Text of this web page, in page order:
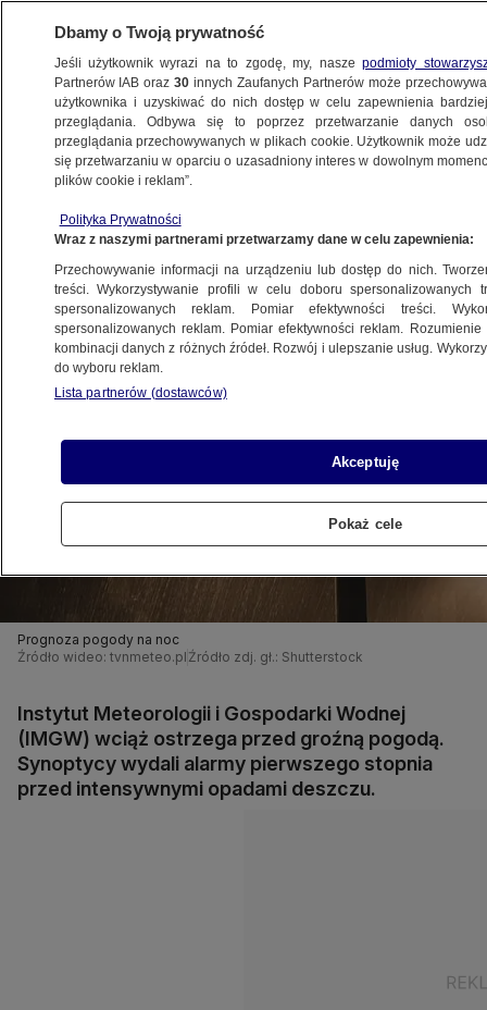
METEO
PROGNOZA
3.11.2025, 06:32Aktualizacja: 3.11.2025, 20:38
Posłuchaj artykułu
Czyta lektor AI
Prognoza pogody na noc
Źródło wideo: tvnmeteo.pl Źródło zdj. gł.: Shutterstock
Instytut Meteorologii i Gospodarki Wodnej
(IMGW) wciąż ostrzega przed groźną pogodą.
Synoptycy wydali alarmy pierwszego stopnia
przed intensywnymi opadami deszczu.
Dbamy o Twoją prywatność
Jeśli użytkownik wyrazi na to zgodę, my, naszepodmioty
Partnerów IAB oraz30 innych Zaufanych Partnerów może
użytkownika i uzyskiwać do nich dostęp w celu zapewnienia
przeglądania. Odbywa się to poprzez przetwarzanie danych
przeglądania przechowywanych w plikach cookie. Użytkownik może
się przetwarzaniu w oparciu o uzasadniony interes w dowolnym
plików cookie i reklam”.
Polityka Prywatności
Wraz z naszymi partnerami przetwarzamy dane w celu zapewnienia:
Przechowywanie informacji na urządzeniu lub dostęp do nich.
treści. Wykorzystywanie profili w celu doboru spersonalizowanych
spersonalizowanych reklam. Pomiar efektywności treści.
spersonalizowanych reklam. Pomiar efektywności reklam.
kombinacji danych z różnych źródeł. Rozwój i ulepszanie usług.
do wyboru reklam.
Lista partnerów (dostawców)
Akceptuję
Pokaż cele